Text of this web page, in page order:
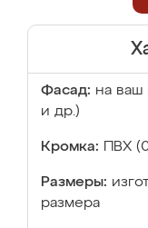
Фасад: на ваш
и др.)
Кромка: ПВХ
Размеры:
размера